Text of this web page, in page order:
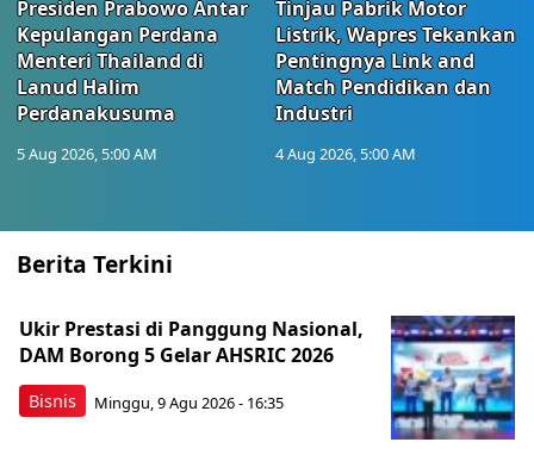
Presiden Prabowo Antar
Kepulangan Perdana
Menteri Thailand di
Lanud Halim
Perdanakusuma
5 Aug 2026, 5:00 AM
Tinjau Pabrik Motor
Listrik, Wapres Tekankan
Pentingnya Link and
Match Pendidikan dan
Industri
4 Aug 2026, 5:00 AM
Berita Terkini
Bisnis
Ukir Prestasi di Panggung Nasional,
DAM Borong 5 Gelar AHSRIC 2026
Minggu, 9 Agu 2026 - 16:35